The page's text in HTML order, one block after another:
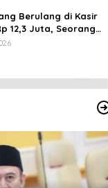
Berulang di Kasir
12,3 Juta, Seorang
Diamankan Tim